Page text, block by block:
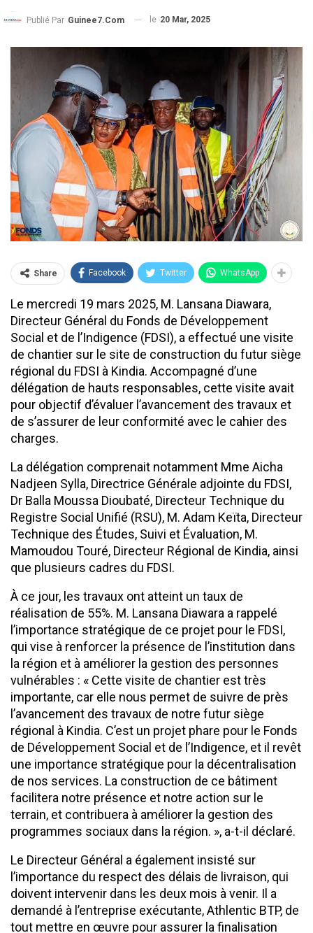
Publié Par Guinee7.com le 20 Mar, 2025
Share Facebook Twitter WhatsApp
Le mercredi 19 mars 2025, M. Lansana Diawara,
Directeur Général du Fonds de Développement
Social et de l’Indigence (FDSI), a effectué une visite
de chantier sur le site de construction du futur siège
régional du FDSI à Kindia. Accompagné d’une
délégation de hauts responsables, cette visite avait
pour objectif d’évaluer l’avancement des travaux et
de s’assurer de leur conformité avec le cahier des
charges.
La délégation comprenait notamment Mme Aicha
Nadjeen Sylla, Directrice Générale adjointe du FDSI,
Dr Balla Moussa Dioubaté, Directeur Technique du
Registre Social Unifié (RSU), M. Adam Keïta, Directeur
Technique des Études, Suivi et Évaluation, M.
Mamoudou Touré, Directeur Régional de Kindia, ainsi
que plusieurs cadres du FDSI.
À ce jour, les travaux ont atteint un taux de
réalisation de 55%. M. Lansana Diawara a rappelé
l’importance stratégique de ce projet pour le FDSI,
qui vise à renforcer la présence de l’institution dans
la région et à améliorer la gestion des personnes
vulnérables : « Cette visite de chantier est très
importante, car elle nous permet de suivre de près
l’avancement des travaux de notre futur siège
régional à Kindia. C’est un projet phare pour le Fonds
de Développement Social et de l’Indigence, et il revêt
une importance stratégique pour la décentralisation
de nos services. La construction de ce bâtiment
facilitera notre présence et notre action sur le
terrain, et contribuera à améliorer la gestion des
programmes sociaux dans la région. », a-t-il déclaré.
Le Directeur Général a également insisté sur
l’importance du respect des délais de livraison, qui
doivent intervenir dans les deux mois à venir. Il a
demandé à l’entreprise exécutante, Athlentic BTP, de
tout mettre en œuvre pour assurer la finalisation